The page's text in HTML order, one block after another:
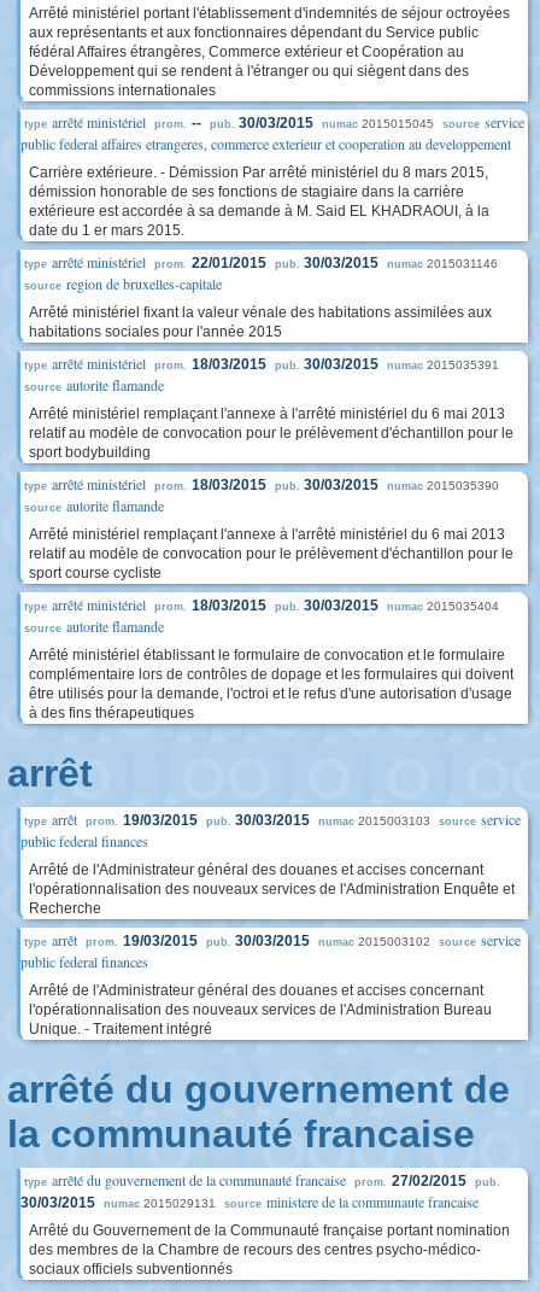
Arrêté ministériel portant l'établissement d'indemnités de séjour octroyées
aux représentants et aux fonctionnaires dépendant du Service public
fédéral Affaires étrangères, Commerce extérieur et Coopération au
Développement qui se rendent à l'étranger ou qui siègent dans des
commissions internationales
type arrêté ministériel prom. -- pub. 30/03/2015 numac 2015015045 source service
public federal affaires etrangeres, commerce exterieur et cooperation au developpement
Carrière extérieure. - Démission Par arrêté ministériel du 8 mars 2015,
démission honorable de ses fonctions de stagiaire dans la carrière
extérieure est accordée à sa demande à M. Said EL KHADRAOUI, à la
date du 1 er mars 2015.
type arrêté ministériel prom. 22/01/2015 pub. 30/03/2015 numac 2015031146
source region de bruxelles-capitale
Arrêté ministériel fixant la valeur vénale des habitations assimilées aux
habitations sociales pour l'année 2015
type arrêté ministériel prom. 18/03/2015 pub. 30/03/2015 numac 2015035391
source autorite flamande
Arrêté ministériel remplaçant l'annexe à l'arrêté ministériel du 6 mai 2013
relatif au modèle de convocation pour le prélèvement d'échantillon pour le
sport bodybuilding
type arrêté ministériel prom. 18/03/2015 pub. 30/03/2015 numac 2015035390
source autorite flamande
Arrêté ministériel remplaçant l'annexe à l'arrêté ministériel du 6 mai 2013
relatif au modèle de convocation pour le prélèvement d'échantillon pour le
sport course cycliste
type arrêté ministériel prom. 18/03/2015 pub. 30/03/2015 numac 2015035404
source autorite flamande
Arrêté ministériel établissant le formulaire de convocation et le formulaire
complémentaire lors de contrôles de dopage et les formulaires qui doivent
être utilisés pour la demande, l'octroi et le refus d'une autorisation d'usage
à des fins thérapeutiques
arrêt
type arrêt prom. 19/03/2015 pub. 30/03/2015 numac 2015003103 source service
public federal finances
Arrêté de l'Administrateur général des douanes et accises concernant
l'opérationnalisation des nouveaux services de l'Administration Enquête et
Recherche
type arrêt prom. 19/03/2015 pub. 30/03/2015 numac 2015003102 source service
public federal finances
Arrêté de l'Administrateur général des douanes et accises concernant
l'opérationnalisation des nouveaux services de l'Administration Bureau
Unique. - Traitement intégré
arrêté du gouvernement de
la communauté francaise
type arrêté du gouvernement de la communauté francaise prom. 27/02/2015 pub.
30/03/2015 numac 2015029131 source ministere de la communaute francaise
Arrêté du Gouvernement de la Communauté française portant nomination
des membres de la Chambre de recours des centres psycho-médico-
sociaux officiels subventionnés